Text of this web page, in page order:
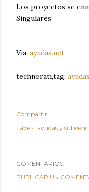
Los proyectos se
Singulares
Vía: ayudas.net
technorati,tag:
Compartir
Labels: ayudas y
COMENTARIOS
PUBLICAR UN